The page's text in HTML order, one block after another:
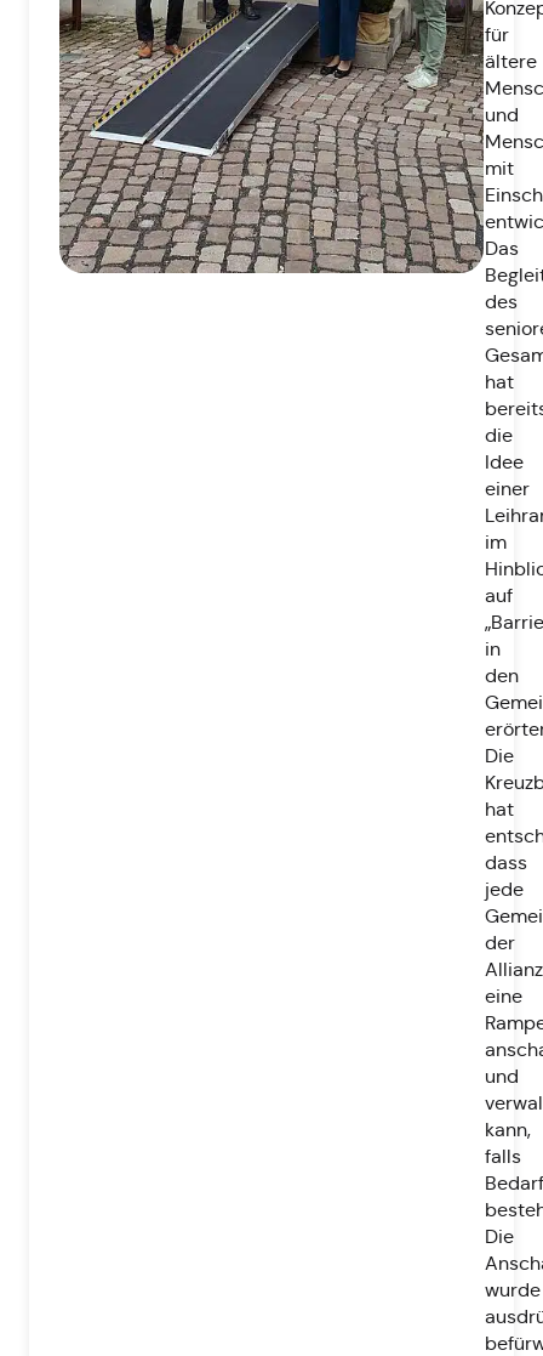
für
ältere
und
mit
Das
des
hat
die
Idee
einer
im
auf
in
den
Die
hat
dass
jede
der
Allianz
eine
und
kann,
falls
Bedarf
Die
wurde